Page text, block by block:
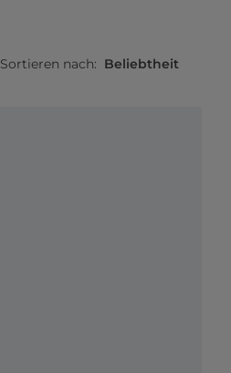
Sortieren nach: Beliebtheit